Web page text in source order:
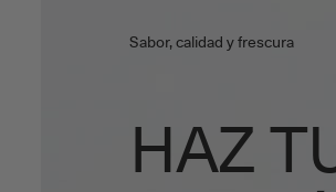
Sabor, calidad y frescura
HAZ